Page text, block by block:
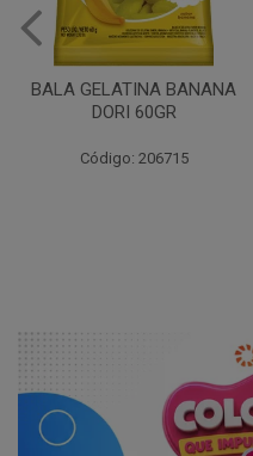
BALA GELATINA BANANA
DORI 60GR
Código: 206715